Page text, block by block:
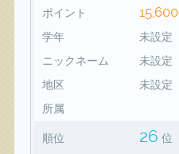
ポイント 15,600
学年
未設定
ニックネーム
未設定
地区
未設定
所属
順位 26 位